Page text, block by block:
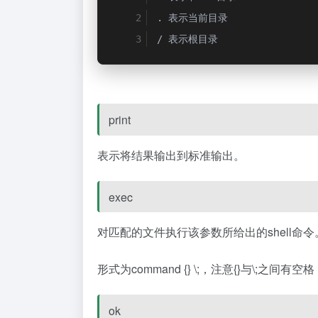
.
表示当前目录
/ 表示根目录
print
表示将结果输出到标准输出。
exec
对匹配的文件执行该参数所给出的shell命令
形式为command {} \;，注意{}与\;之间有空格
ok